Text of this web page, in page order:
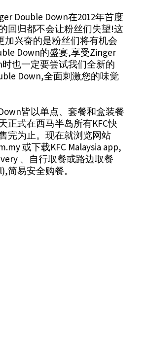
Double Down在2012年首度
回归都不会让粉丝们失望!这
加兴奋的是粉丝们将有机会
Down的盛宴,享受Zinger
时也一定要尝试我们全新的
Down,全面刺激您的味觉
皆以单点、套餐和盒装餐
正式在西马半岛所有KFC快
完为止。现在就浏览网站
或下载KFC Malaysia app,
、自行取餐或路边取餐
简易安全购餐。